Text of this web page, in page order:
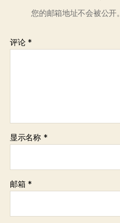
您的邮箱地址不会被公开。
评论 *
显示名称 *
邮箱 *